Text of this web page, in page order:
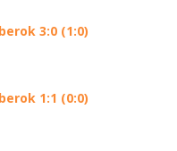
3:0 (1:0)
1:1 (0:0)